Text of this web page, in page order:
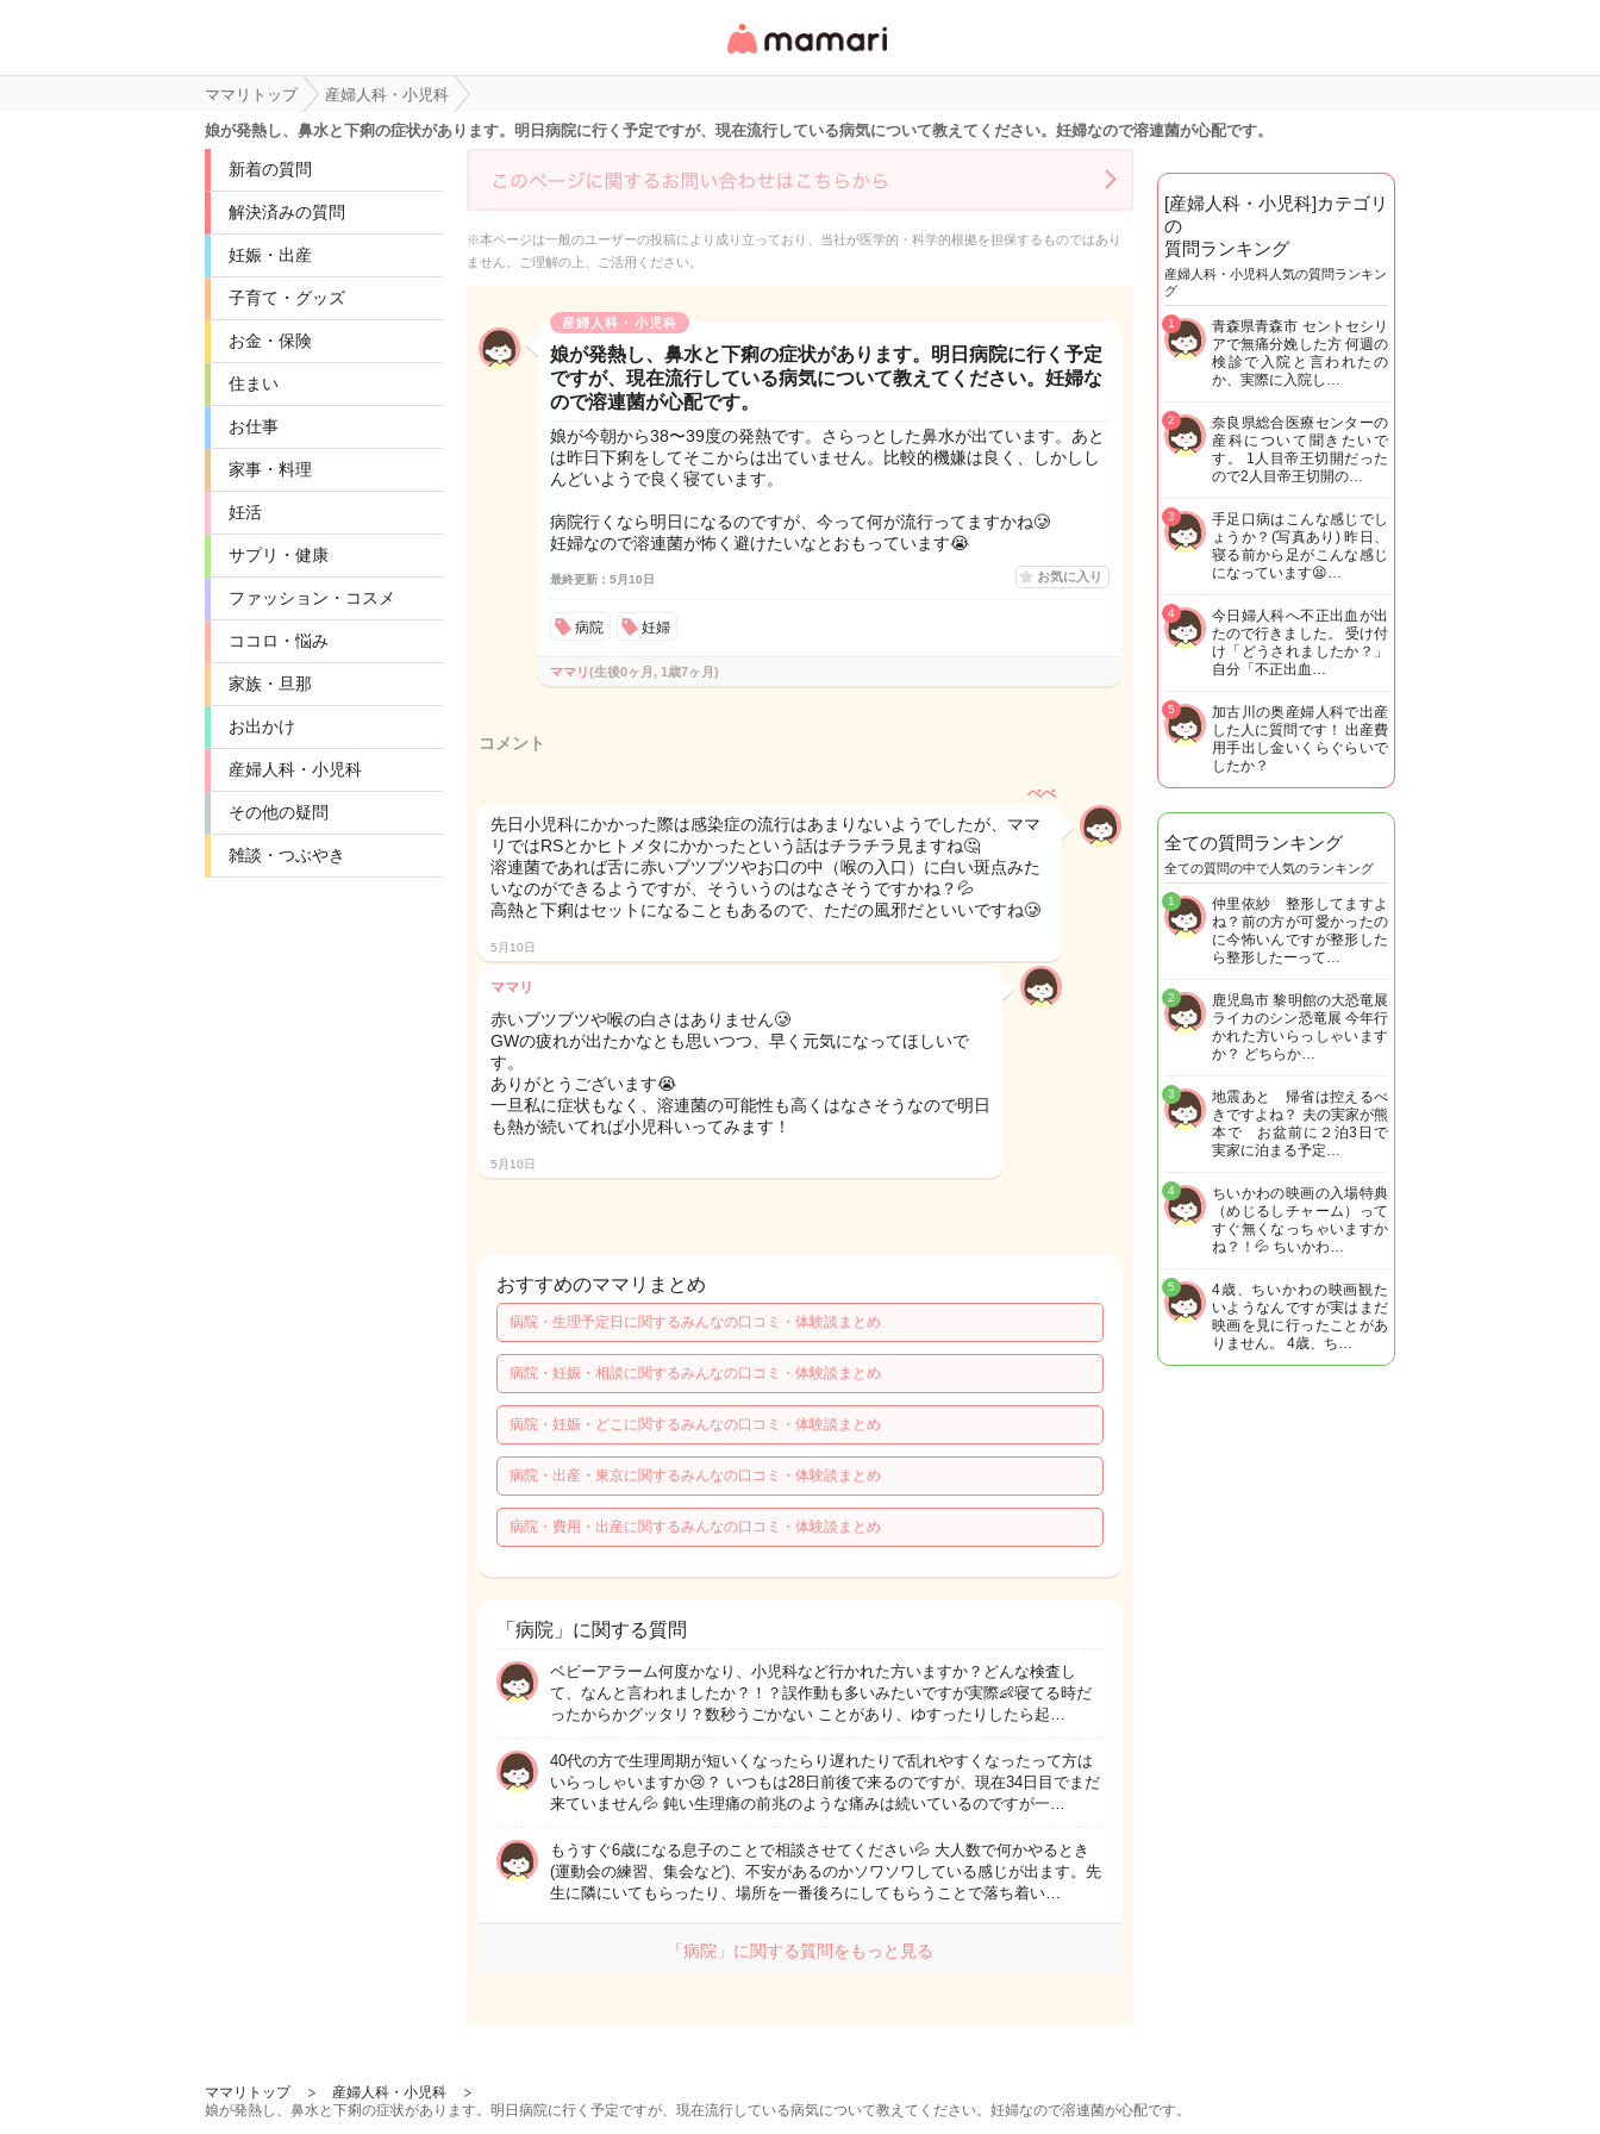
リ・情報サイト
ママリトップ
産婦人科・小児科
娘が発熱し、鼻水と下痢の症状があります。明日病院に行く予定ですが、現在流行している病気について教えてください。妊婦なので溶連菌が心配です。
新着の質問
解決済みの質問
妊娠・出産
子育て・グッズ
お金・保険
住まい
お仕事
家事・料理
妊活
サプリ・健康
ファッション・コスメ
ココロ・悩み
家族・旦那
お出かけ
産婦人科・小児科
その他の疑問
雑談・つぶやき
※本ページは一般のユーザーの投稿により成り立っており、当社が医学的・科学的根拠を担保するものではあり
ません。ご理解の上、ご活用ください。
産婦人科・小児科
娘が発熱し、鼻水と下痢の症状があります。明日病院に行く予定
ですが、現在流行している病気について教えてください。妊婦な
ので溶連菌が心配です。
娘が今朝から38〜39度の発熱です。さらっとした鼻水が出ています。あと
は昨日下痢をしてそこからは出ていません。比較的機嫌は良く、しかしし
んどいようで良く寝ています。
病院行くなら明日になるのですが、今って何が流行ってますかね🥲
妊婦なので溶連菌が怖く避けたいなとおもっています😭
最終更新：5月10日 お気に入り
病院 妊婦
ママリ(生後0ヶ月, 1歳7ヶ月)
コメント
べべ
先日小児科にかかった際は感染症の流行はあまりないようでしたが、ママ
リではRSとかヒトメタにかかったという話はチラチラ見ますね🤔
溶連菌であれば舌に赤いブツブツやお口の中（喉の入口）に白い斑点みた
いなのができるようですが、そういうのはなさそうですかね？💦
高熱と下痢はセットになることもあるので、ただの風邪だといいですね🥲
5月10日
ママリ
赤いブツブツや喉の白さはありません🥲
GWの疲れが出たかなとも思いつつ、早く元気になってほしいで
す。
ありがとうございます😭
一旦私に症状もなく、溶連菌の可能性も高くはなさそうなので明日
も熱が続いてれば小児科いってみます！
5月10日
おすすめのママリまとめ
病院・生理予定日に関するみんなの口コミ・体験談まとめ
病院・妊娠・相談に関するみんなの口コミ・体験談まとめ
病院・妊娠・どこに関するみんなの口コミ・体験談まとめ
病院・出産・東京に関するみんなの口コミ・体験談まとめ
病院・費用・出産に関するみんなの口コミ・体験談まとめ
「病院」に関する質問
ベビーアラーム何度かなり、小児科など行かれた方いますか？どんな検査し
て、なんと言われましたか？！？誤作動も多いみたいですが実際👶寝てる時だ
ったからかグッタリ？数秒うごかない ことがあり、ゆすったりしたら起…
40代の方で生理周期が短いくなったらり遅れたりで乱れやすくなったって方は
いらっしゃいますか😢？ いつもは28日前後で来るのですが、現在34日目でまだ
来ていません💦 鈍い生理痛の前兆のような痛みは続いているのですが一…
もうすぐ6歳になる息子のことで相談させてください💦 大人数で何かやるとき
(運動会の練習、集会など)、不安があるのかソワソワしている感じが出ます。先
生に隣にいてもらったり、場所を一番後ろにしてもらうことで落ち着い…
「病院」に関する質問をもっと見る
[産婦人科・小児科]カテゴリ
の
質問ランキング
産婦人科・小児科人気の質問ランキン
グ
青森県青森市 セントセシリ
アで無痛分娩した方 何週の
検診で入院と言われたの
か、実際に入院し…
1
奈良県総合医療センターの
産科について聞きたいで
す。 1人目帝王切開だった
ので2人目帝王切開の…
2
手足口病はこんな感じでし
ょうか？(写真あり) 昨日、
寝る前から足がこんな感じ
になっています😫…
3
今日婦人科へ不正出血が出
たので行きました。 受け付
け「どうされましたか？」
自分「不正出血…
4
加古川の奥産婦人科で出産
した人に質問です！ 出産費
用手出し金いくらぐらいで
したか？
5
全ての質問ランキング
全ての質問の中で人気のランキング
仲里依紗 整形してますよ
ね？前の方が可愛かったの
に今怖いんですが整形した
ら整形したーって…
1
鹿児島市 黎明館の大恐竜展
ライカのシン恐竜展 今年行
かれた方いらっしゃいます
か？ どちらか…
2
地震あと 帰省は控えるべ
きですよね？ 夫の実家が熊
本で お盆前に２泊3日で
実家に泊まる予定…
3
ちいかわの映画の入場特典
（めじるしチャーム）って
すぐ無くなっちゃいますか
ね？！💦 ちいかわ…
4
4歳、ちいかわの映画観た
いようなんですが実はまだ
映画を見に行ったことがあ
りません。 4歳、ち…
5
ママリトップ
産婦人科・小児科
娘が発熱し、鼻水と下痢の症状があります。明日病院に行く予定ですが、現在流行している病気について教えてください。妊婦なので溶連菌が心配です。